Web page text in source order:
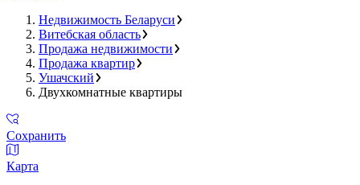
Недвижимость Беларуси
Витебская область
Продажа недвижимости
Продажа квартир
Ушачский
Двухкомнатные квартиры
Сохранить
Карта